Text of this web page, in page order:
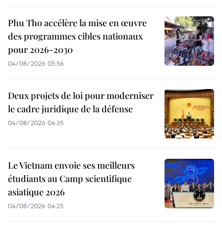
Phu Tho accélère la mise en œuvre
des programmes cibles nationaux
pour 2026-2030
04/08/2026 05:56
Deux projets de loi pour moderniser
le cadre juridique de la défense
04/08/2026 04:35
Le Vietnam envoie ses meilleurs
étudiants au Camp scientifique
asiatique 2026
04/08/2026 04:25